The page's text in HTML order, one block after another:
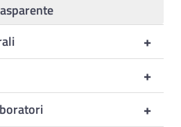
+
+
+